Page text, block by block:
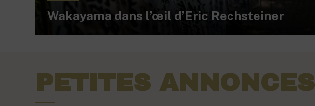
Wakayama dans l’œil d’Eric Rechsteiner
PETITES ANNONCES